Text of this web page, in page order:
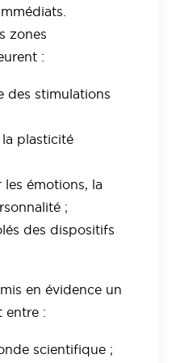
zones
:
des stimulations
plasticité
émotions, la
;
des dispositifs
en évidence un
entre :
scientifique ;